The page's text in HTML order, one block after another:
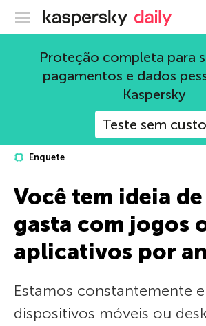
Blog oficial da
Proteção completa para
pagamentos e dados
Kaspersky
Teste sem custo
Enquete
Você tem ideia
gasta com jogos
aplicativos por
Estamos constantemente
dispositivos móveis ou